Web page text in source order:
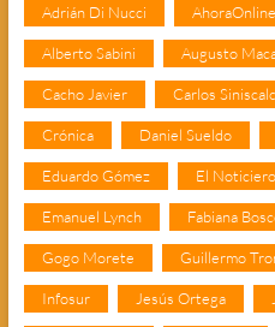
Adrián Di Nucci AhoraOnline
Alberto Sabini Augusto
Cacho Javier Carlos
Crónica Daniel Sueldo
Eduardo Gómez El
Emanuel Lynch Fabiana
Gogo Morete Guillermo
Infosur Jesús Ortega